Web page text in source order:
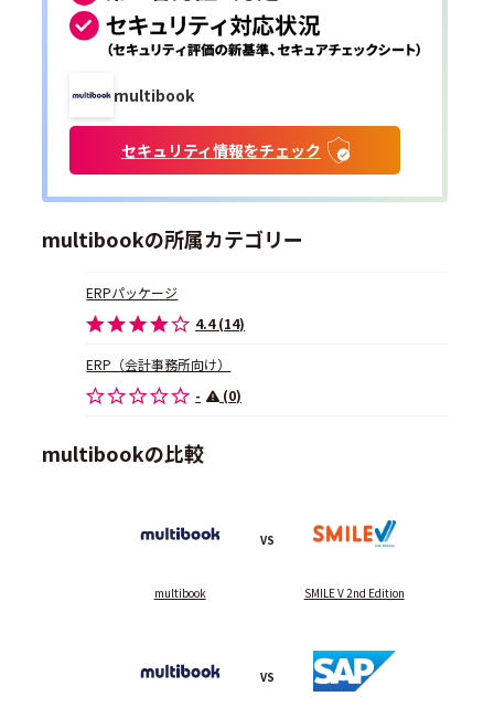
multibook
セキュリティ情報をチェック
multibookの所属カテゴリー
ERPパッケージ
4.4 (14)
ERP（会計事務所向け）
-
(0)
multibookの比較
multibook
VS
SMILE V 2nd Edition
VS